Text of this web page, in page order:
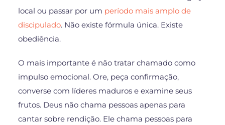
local ou passar por um período mais amplo de
discipulado. Não existe fórmula única. Existe
obediência.
O mais importante é não tratar chamado como
impulso emocional. Ore, peça confirmação,
converse com líderes maduros e examine seus
frutos. Deus não chama pessoas apenas para
cantar sobre rendição. Ele chama pessoas para